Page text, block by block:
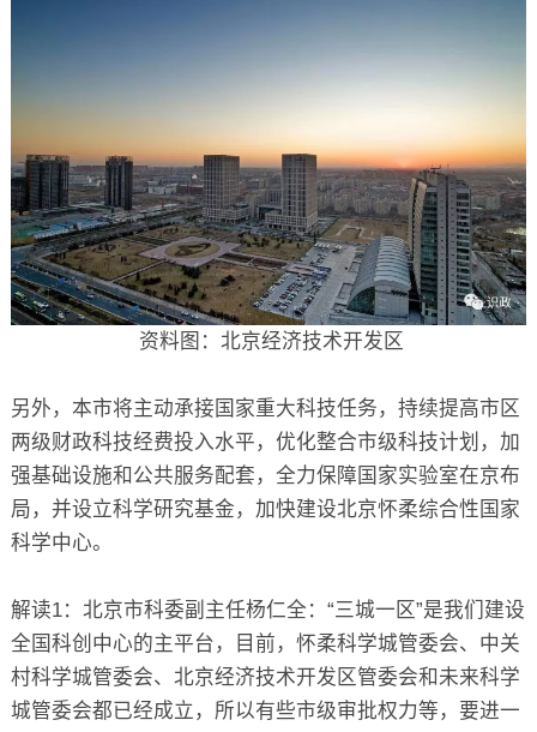
资料图：北京经济技术开发区
另外，本市将主动承接国家重大科技任务，持续提高市区
两级财政科技经费投入水平，优化整合市级科技计划，加
强基础设施和公共服务配套，全力保障国家实验室在京布
局，并设立科学研究基金，加快建设北京怀柔综合性国家
科学中心。
解读1：北京市科委副主任杨仁全：“三城一区”是我们建设
全国科创中心的主平台，目前，怀柔科学城管委会、中关
村科学城管委会、北京经济技术开发区管委会和未来科学
城管委会都已经成立，所以有些市级审批权力等，要进一